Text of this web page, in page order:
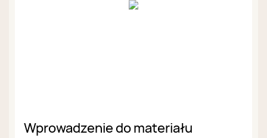
Wprowadzenie do materiału